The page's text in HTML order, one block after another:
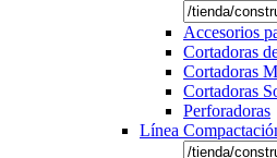
Accesorios
Cortadoras
Cortadoras
Cortadoras
Perforadoras
Línea